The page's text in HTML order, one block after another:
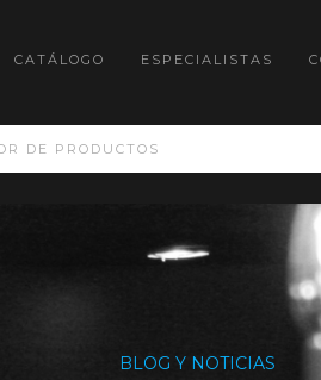
CATÁLOGO ESPECIALISTAS
BLOG Y NOTICIAS